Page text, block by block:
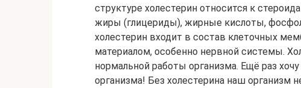
структуре холестерин относится к
жиры (глицериды), жирные кислоты,
холестерин входит в состав клеточных
материалом, особенно нервной системы.
нормальной работы организма. Ещё раз
организма! Без холестерина наш организм